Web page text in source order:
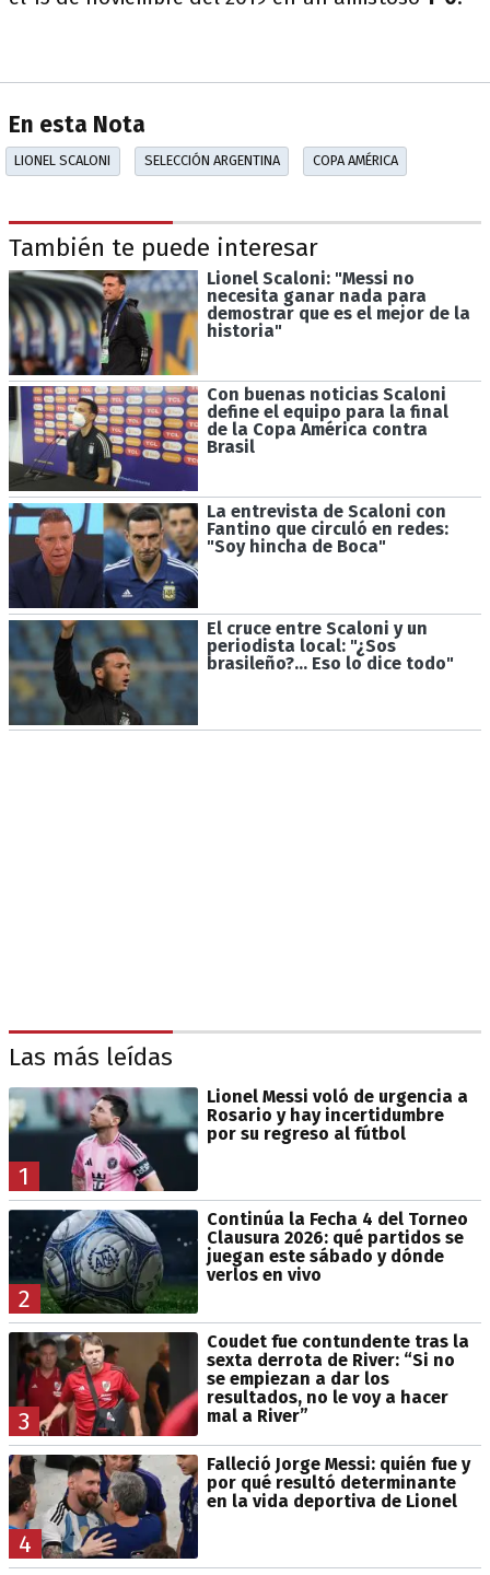
En esta Nota
LIONEL SCALONI SELECCIÓN ARGENTINA COPA AMÉRICA
También te puede interesar
Lionel Scaloni: "Messi no
necesita ganar nada para
demostrar que es el mejor de la
historia"
Con buenas noticias Scaloni
define el equipo para la final
de la Copa América contra
Brasil
La entrevista de Scaloni con
Fantino que circuló en redes:
"Soy hincha de Boca"
El cruce entre Scaloni y un
periodista local: "¿Sos
brasileño?... Eso lo dice todo"
Las más leídas
1
Lionel Messi voló de urgencia a
Rosario y hay incertidumbre
por su regreso al fútbol
2
Continúa la Fecha 4 del Torneo
Clausura 2026: qué partidos se
juegan este sábado y dónde
verlos en vivo
3
Coudet fue contundente tras la
sexta derrota de River: “Si no
se empiezan a dar los
resultados, no le voy a hacer
mal a River”
4
Falleció Jorge Messi: quién fue y
por qué resultó determinante
en la vida deportiva de Lionel